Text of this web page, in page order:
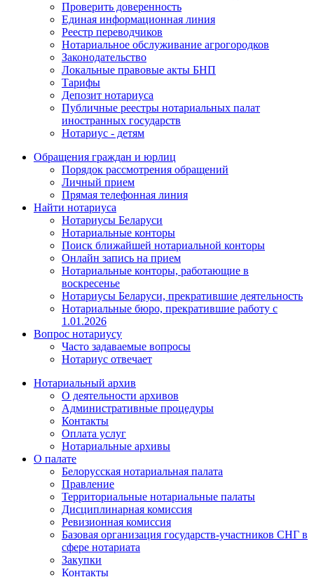
Проверить доверенность
Единая информационная линия
Реестр переводчиков
Нотариальное обслуживание агрогородков
Законодательство
Локальные правовые акты БНП
Тарифы
Депозит нотариуса
Публичные реестры нотариальных палат
иностранных государств
Нотариус - детям
Обращения граждан и юрлиц
Порядок рассмотрения обращений
Личный прием
Прямая телефонная линия
Найти нотариуса
Нотариусы Беларуси
Нотариальные конторы
Поиск ближайшей нотариальной конторы
Онлайн запись на прием
Нотариальные конторы, работающие в
воскресенье
Нотариусы Беларуси, прекратившие деятельность
Нотариальные бюро, прекратившие работу с
1.01.2026
Вопрос нотариусу
Часто задаваемые вопросы
Нотариус отвечает
Нотариальный архив
О деятельности архивов
Административные процедуры
Контакты
Оплата услуг
Нотариальные архивы
О палате
Белорусская нотариальная палата
Правление
Территориальные нотариальные палаты
Дисциплинарная комиссия
Ревизионная комиссия
Базовая организация государств-участников СНГ в
сфере нотариата
Закупки
Контакты